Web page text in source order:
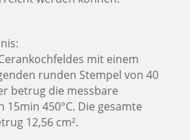
mit einem
runden Stempel von 40
betrug die messbare
450°C. Die gesamte
12,56 cm².